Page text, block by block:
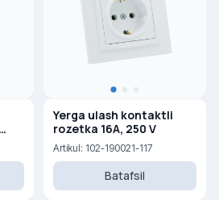
Yerga ulash kontaktli
rozetka 16A, 250 V
Artikul: 102-190021-117
Batafsil